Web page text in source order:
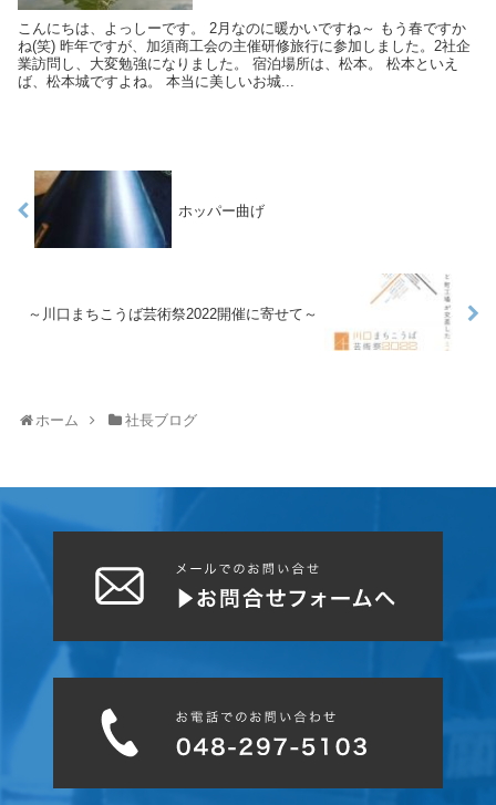
こんにちは、よっしーです。 2月なのに暖かいですね～ もう春ですか
ね(笑) 昨年ですが、加須商工会の主催研修旅行に参加しました。2社企
業訪問し、大変勉強になりました。 宿泊場所は、松本。 松本といえ
ば、松本城ですよね。 本当に美しいお城...
ホッパー曲げ
～川口まちこうば芸術祭2022開催に寄せて～
ホーム 社長ブログ